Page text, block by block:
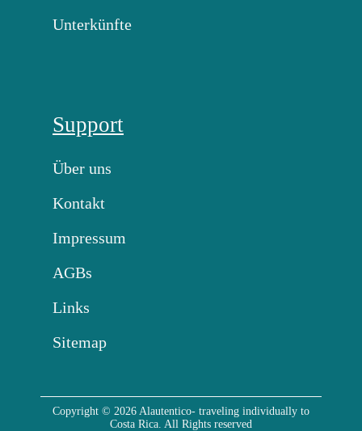
Unterkünfte
Support
Über uns
Kontakt
Impressum
AGBs
Links
Sitemap
Copyright © 2026 Alautentico- traveling individually to
Costa Rica. All Rights reserved